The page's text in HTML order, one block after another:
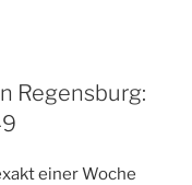
Regensburg:
einer Woche